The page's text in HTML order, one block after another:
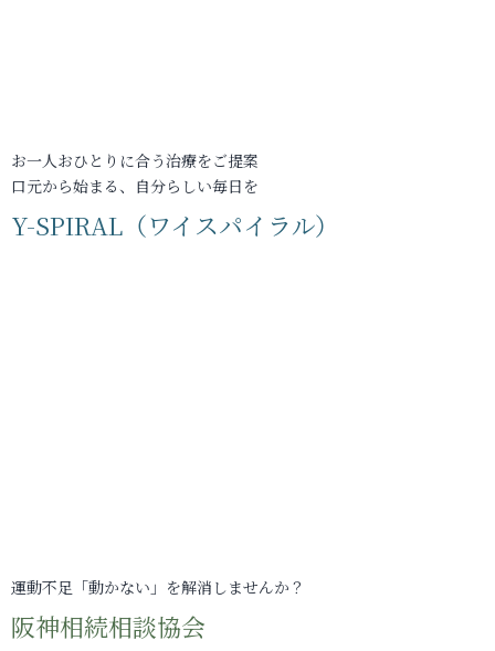
お一人おひとりに合う治療をご提案
口元から始まる、自分らしい毎日を
Y-SPIRAL（ワイスパイラル）
運動不足「動かない」を解消しませんか？
阪神相続相談協会